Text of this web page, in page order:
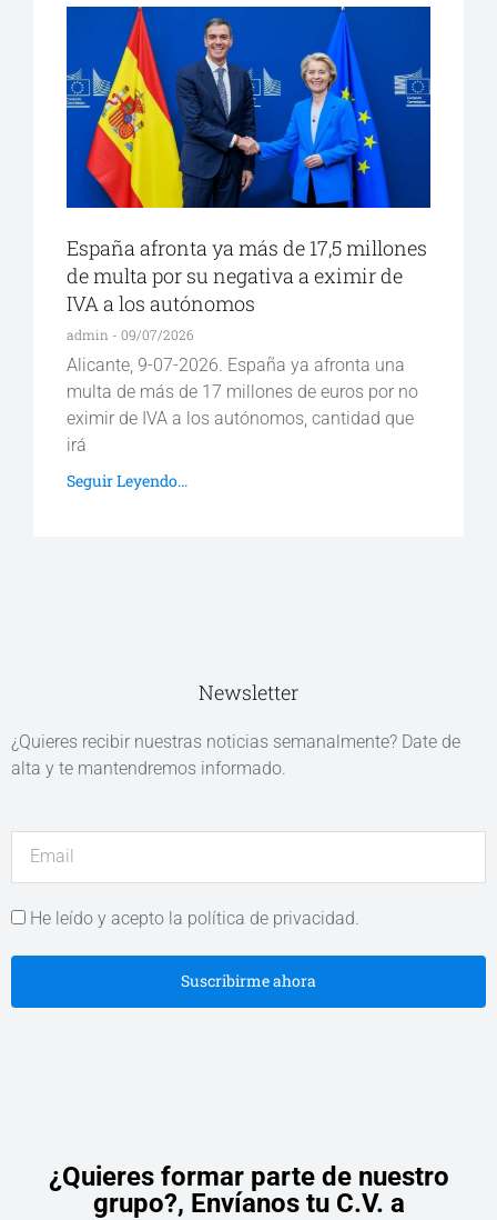
España afronta ya más de 17,5 millones
de multa por su negativa a eximir de
IVA a los autónomos
admin 09/07/2026
Alicante, 9-07-2026. España ya afronta una
multa de más de 17 millones de euros por no
eximir de IVA a los autónomos, cantidad que
irá
Seguir Leyendo...
Newsletter
¿Quieres recibir nuestras noticias semanalmente? Date de
alta y te mantendremos informado.
He leído y acepto la política de privacidad.
Suscribirme ahora
¿Quieres formar parte de nuestro
grupo?, Envíanos tu C.V. a